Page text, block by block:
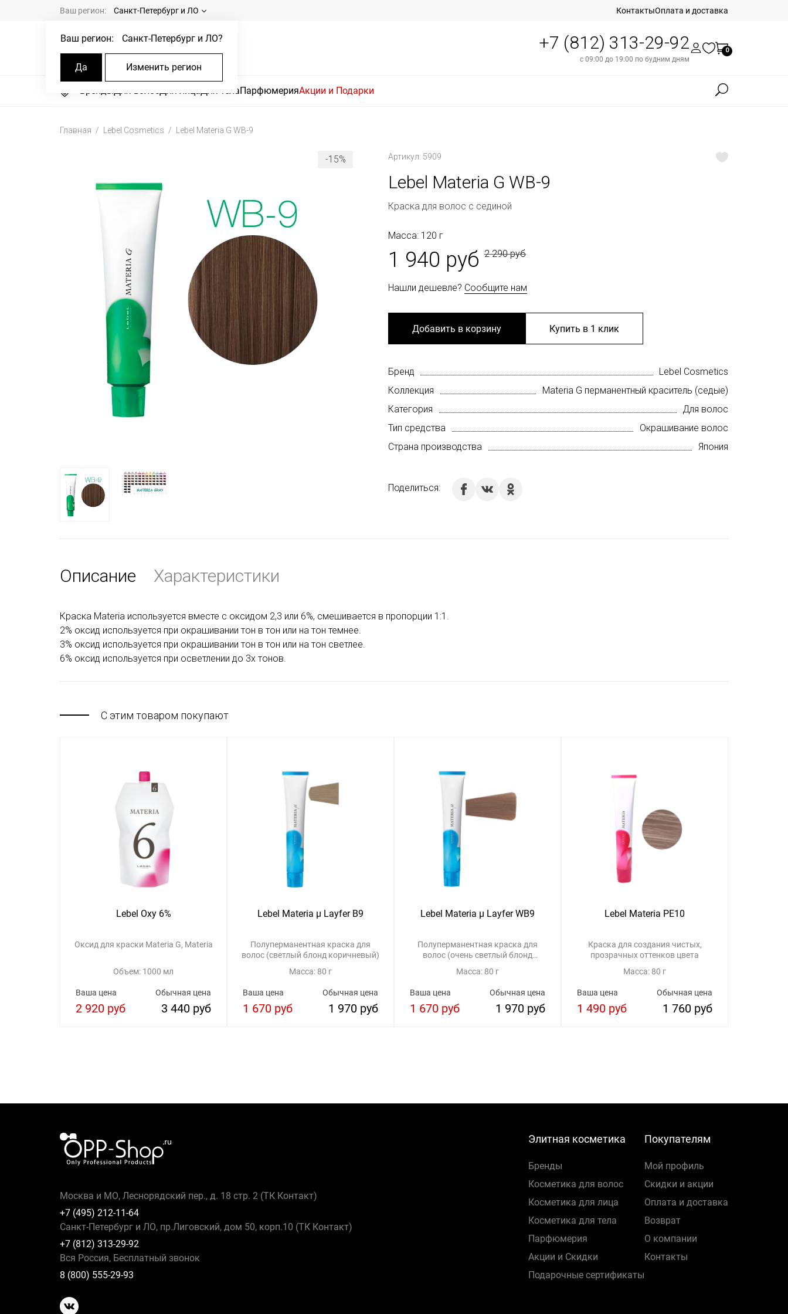
Ваш регион: Санкт-Петербург и ЛО
Ваш регион: Санкт-Петербург и ЛО?
Да Изменить регион
КонтактыОплата и доставка
+7 (812) 313-29-92
с 09:00 до 19:00 по будним дням
0
БрендыДля волосДля лицаДля телаПарфюмерияАкции и Подарки
Главная Lebel Cosmetics Lebel Materia G WB-9
-15% Артикул: 5909
Lebel Materia G WB-9
Краска для волос с сединой
Масса: 120 г
1 940 руб 2 290 руб
Нашли дешевле? Сообщите нам
Добавить в корзину Купить в 1 клик
Бренд
Lebel Cosmetics
Коллекция
Materia G перманентный краситель (седые)
Категория
Для волос
Тип средства
Окрашивание волос
Страна производства
Япония
Поделиться:
Описание Характеристики
Краска Materia используется вместе с оксидом 2,3 или 6%, смешивается в пропорции 1:1.
2% оксид используется при окрашивании тон в тон или на тон темнее.
3% оксид используется при окрашивании тон в тон или на тон светлее.
6% оксид используется при осветлении до 3х тонов.
С этим товаром покупают
Lebel Oxy 6%
Оксид для краски Materia G, Materia
Объем: 1000 мл
Обычная цена
3 440 руб
Ваша цена
2 920 руб
Lebel Materia μ Layfer B9
Полуперманентная краска для
волос (светлый блонд коричневый)
Масса: 80 г
Обычная цена
1 970 руб
Ваша цена
1 670 руб
Lebel Materia μ Layfer WB9
Полуперманентная краска для
волос (очень светлый блонд
Масса: 80 г
Обычная цена
1 970 руб
Ваша цена
1 670 руб
Lebel Materia PE10
Краска для создания чистых,
прозрачных оттенков цвета
Масса: 80 г
Обычная цена
1 760 руб
Ваша цена
1 490 руб
Москва и МО, Леснорядский пер., д. 18 стр. 2 (ТК Контакт)
+7 (495) 212-11-64
Санкт-Петербург и ЛО, пр.Лиговский, дом 50, корп.10 (ТК Контакт)
+7 (812) 313-29-92
Вся Россия, Бесплатный звонок
8 (800) 555-29-93
Элитная косметика
Бренды
Косметика для волос
Косметика для лица
Косметика для тела
Парфюмерия
Акции и Скидки
Подарочные сертификаты
Покупателям
Мой профиль
Скидки и акции
Оплата и доставка
Возврат
О компании
Контакты